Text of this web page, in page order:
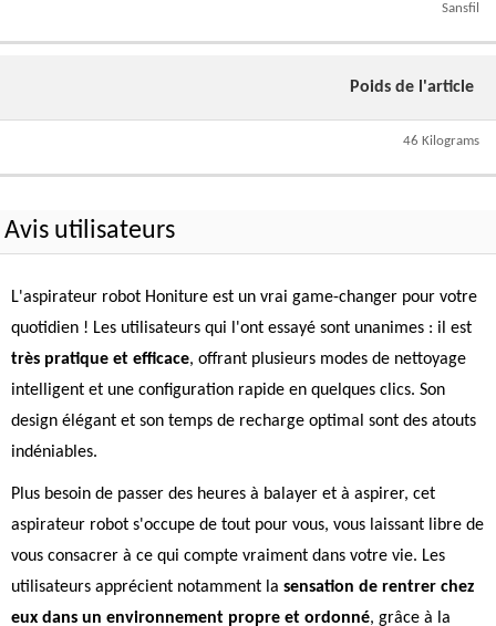
Sansfil
Poids de l'article
46 Kilograms
Avis utilisateurs
L'aspirateur robot Honiture est un vrai game-changer pour votre
quotidien ! Les utilisateurs qui l'ont essayé sont unanimes : il est
très pratique et efficace, offrant plusieurs modes de nettoyage
intelligent et une configuration rapide en quelques clics. Son
design élégant et son temps de recharge optimal sont des atouts
indéniables.
Plus besoin de passer des heures à balayer et à aspirer, cet
aspirateur robot s'occupe de tout pour vous, vous laissant libre de
vous consacrer à ce qui compte vraiment dans votre vie. Les
utilisateurs apprécient notamment la sensation de rentrer chez
eux dans un environnement propre et ordonné, grâce à la